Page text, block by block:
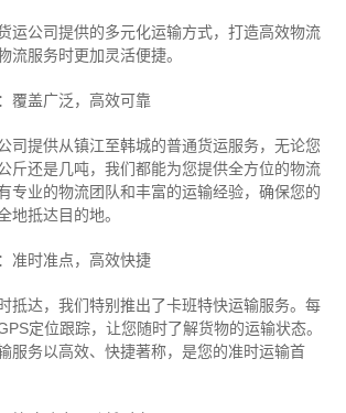
运公司提供的多元化运输方式，打造高效物流
流服务时更加灵活便捷。
覆盖广泛，高效可靠
司提供从镇江至韩城的普通货运服务，无论您
斤还是几吨，我们都能为您提供全方位的物流
专业的物流团队和丰富的运输经验，确保您的
地抵达目的地。
准时准点，高效快捷
抵达，我们特别推出了卡班特快运输服务。每
定位跟踪，让您随时了解货物的运输状态。
服务以高效、快捷著称，是您的准时运输首